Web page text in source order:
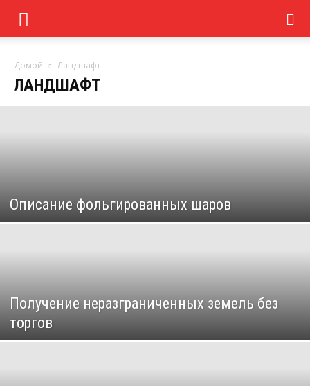
Домой Ландшафт
ЛАНДШАФТ
Описание фольгированных шаров
Получение неразграниченных земель без
торгов